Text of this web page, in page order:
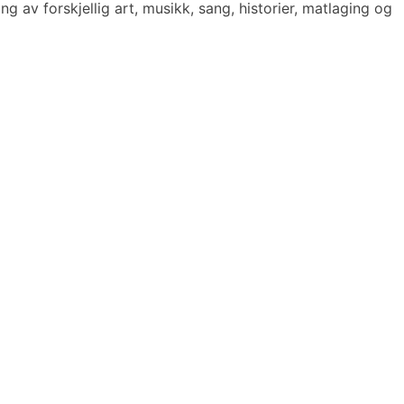
av forskjellig art, musikk, sang, historier, matlaging og